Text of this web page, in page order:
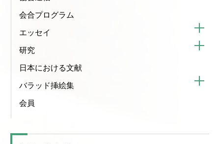
会合プログラム
エッセイ
研究
日本における文献
バラッド挿絵集
会員